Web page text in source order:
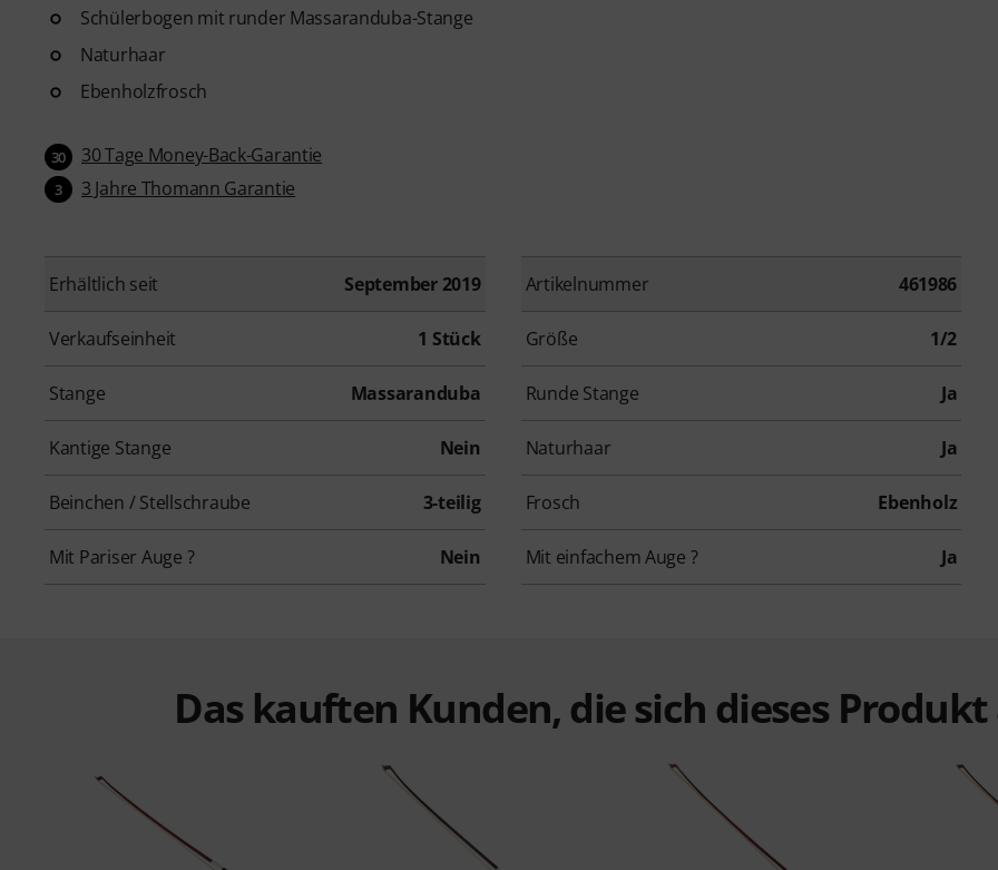
Schülerbogen mit runder Massaranduba-Stange
Naturhaar
Ebenholzfrosch
30 30 Tage Money-Back-Garantie
3 3 Jahre Thomann Garantie
Erhältlich seit September 2019 Artikelnummer 461986
Verkaufseinheit 1 Stück Größe 1/2
Stange Massaranduba Runde Stange Ja
Kantige Stange Nein Naturhaar Ja
Beinchen / Stellschraube 3-teilig Frosch Ebenholz
Mit Pariser Auge ? Nein Mit einfachem Auge ? Ja
Das kauften Kunden, die sich dieses